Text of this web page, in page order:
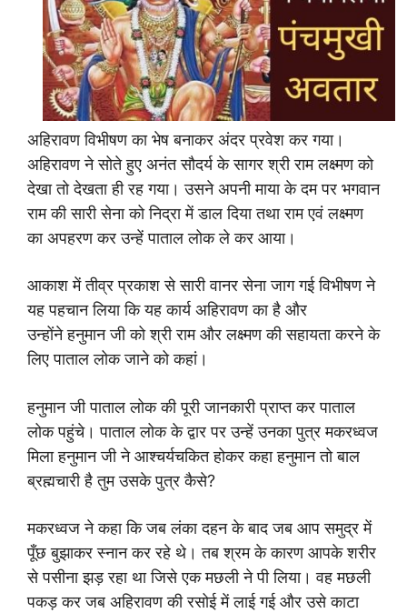
अहिरावण विभीषण का भेष बनाकर अंदर प्रवेश कर गया।
अहिरावण ने सोते हुए अनंत सौदर्य के सागर श्री राम लक्ष्मण को
देखा तो देखता ही रह गया। उसने अपनी माया के दम पर भगवान
राम की सारी सेना को निद्रा में डाल दिया तथा राम एवं लक्ष्मण
का अपहरण कर उन्हें पाताल लोक ले कर आया।
आकाश में तीव्र प्रकाश से सारी वानर सेना जाग गई विभीषण ने
यह पहचान लिया कि यह कार्य अहिरावण का है और
उन्होंने हनुमान जी को श्री राम और लक्ष्मण की सहायता करने के
लिए पाताल लोक जाने को कहां।
हनुमान जी पाताल लोक की पूरी जानकारी प्राप्त कर पाताल
लोक पहुंचे। पाताल लोक के द्वार पर उन्हें उनका पुत्र मकरध्वज
मिला हनुमान जी ने आश्चर्यचकित होकर कहा हनुमान तो बाल
ब्रह्मचारी है तुम उसके पुत्र कैसे?
मकरध्वज ने कहा कि जब लंका दहन के बाद जब आप समुद्र में
पूँछ बुझाकर स्नान कर रहे थे। तब श्रम के कारण आपके शरीर
से पसीना झड़ रहा था जिसे एक मछली ने पी लिया। वह मछली
पकड़ कर जब अहिरावण की रसोई में लाई गई और उसे काटा